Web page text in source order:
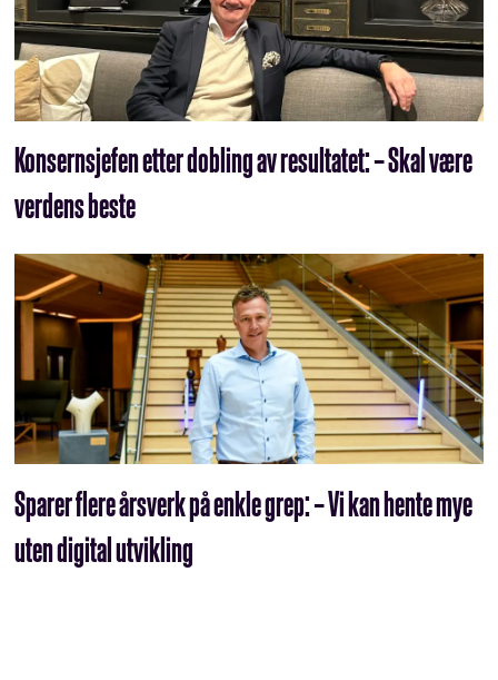
Konsernsjefen etter dobling av resultatet: – Skal være
verdens beste
Sparer flere årsverk på enkle grep: – Vi kan hente mye
uten digital utvikling